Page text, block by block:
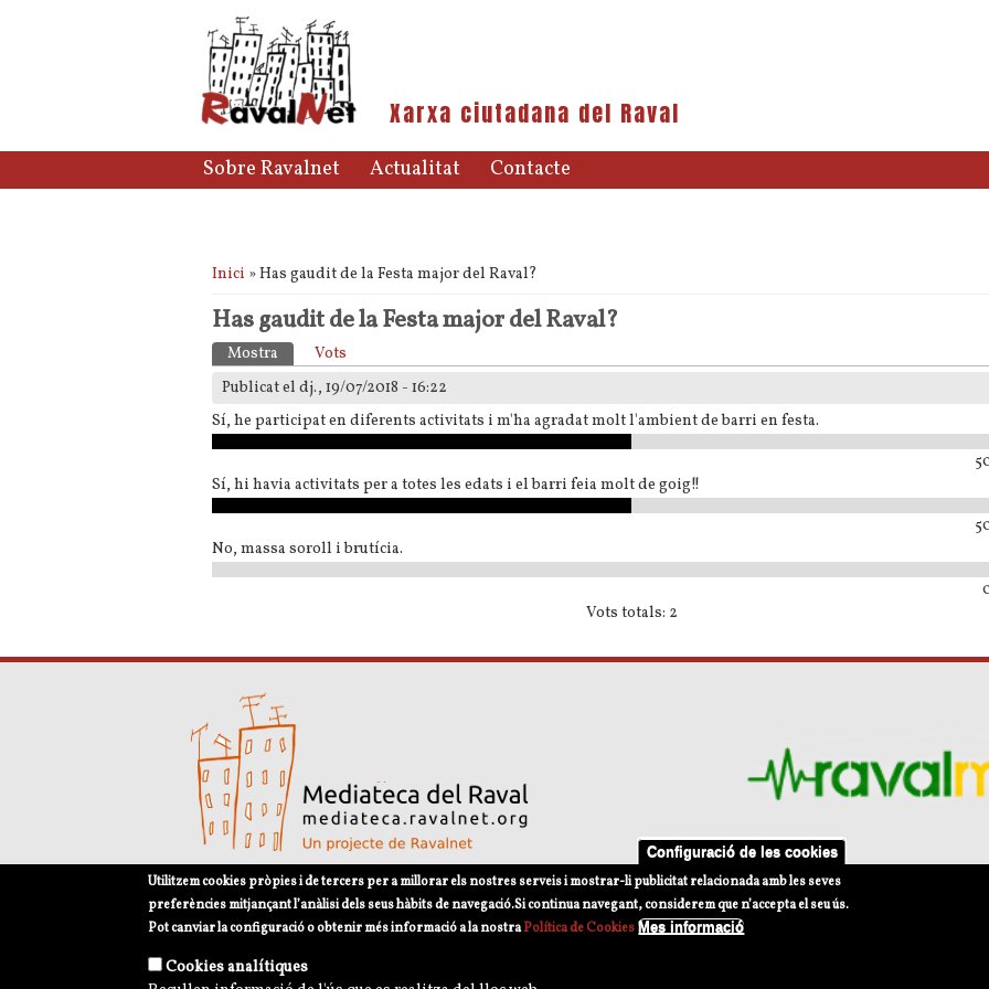
Xarxa ciutadana del Raval
Sobre Ravalnet Actualitat Contacte
Esteu aquí
Inici » Has gaudit de la Festa major del Raval?
Has gaudit de la Festa major del Raval?
Pestanyes primàries
Mostra (pestanya activa)
Vots
Publicat el dj., 19/07/2018 - 16:22
Sí, he participat en diferents activitats i m'ha agradat molt l'ambient de barri en festa.
Sí, hi havia activitats per a totes les edats i el barri feia molt de goig!!
No, massa soroll i brutícia.
Vots totals: 2
Avís legal Política de privacitat i normes d'ús Política de privacitat Xarxes Socials
Configuració de les cookies
Utilitzem cookies pròpies i de tercers per a millorar els nostres serveis i mostrar-li publicitat relacionada amb les seves
preferències mitjançant l’anàlisi dels seus hàbits de navegació.Si continua navegant, considerem que n’accepta el seu ús.
Pot canviar la configuració o obtenir més informació a la nostraPolítica de Cookies Mes informació
Cookies analítiques